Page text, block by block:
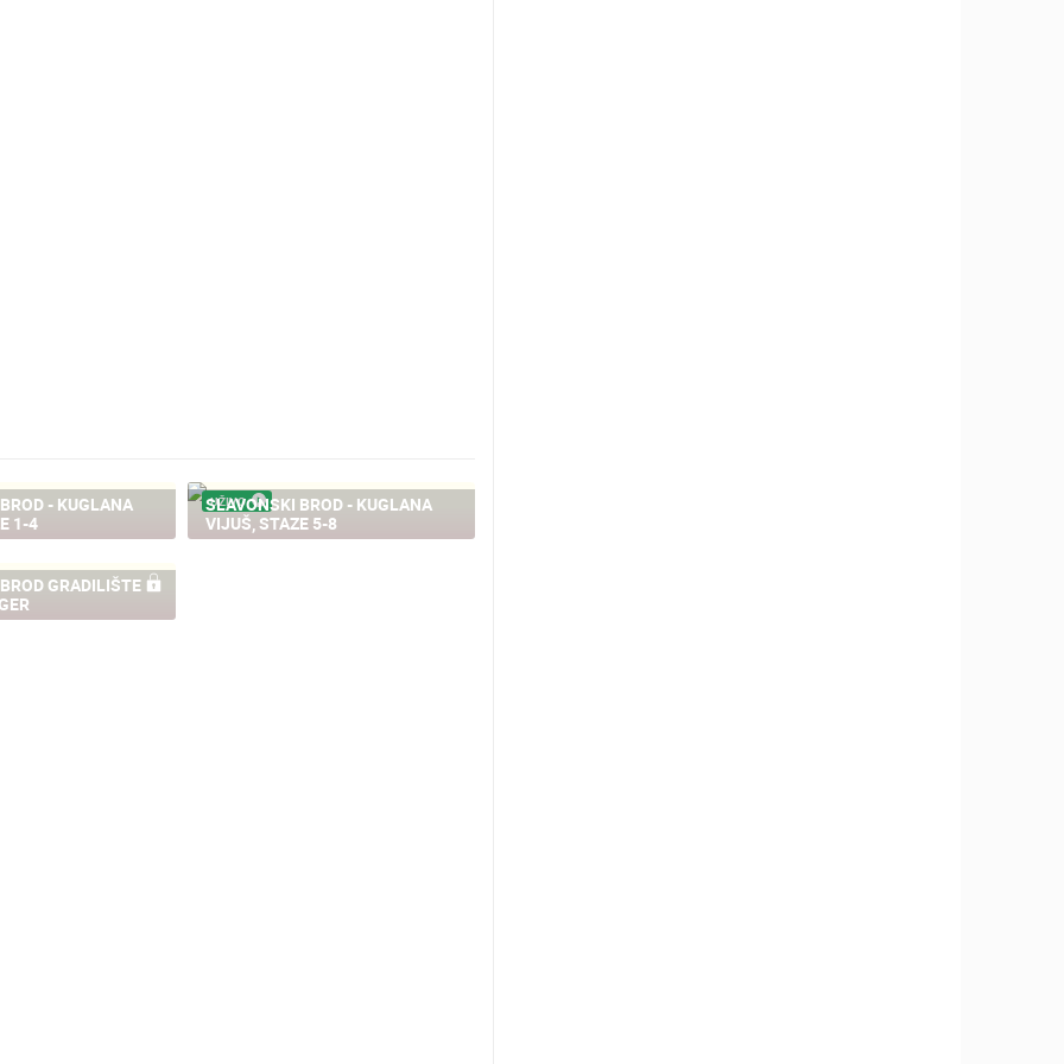
- KUGLANA
1-4
UŽIVO
SLAVONSKI BROD - KUGLANA
VIJUŠ, STAZE 5-8
GRADILIŠTE